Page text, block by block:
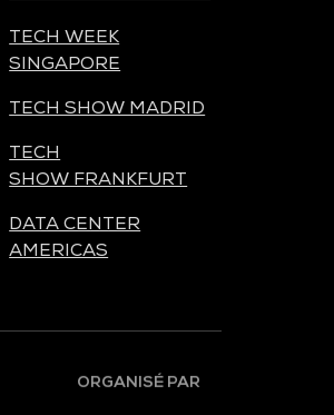
TECH WEEK
SINGAPORE
TECH SHOW MADRID
TECH
SHOW FRANKFURT
DATA CENTER
AMERICAS
ORGANISÉ PAR